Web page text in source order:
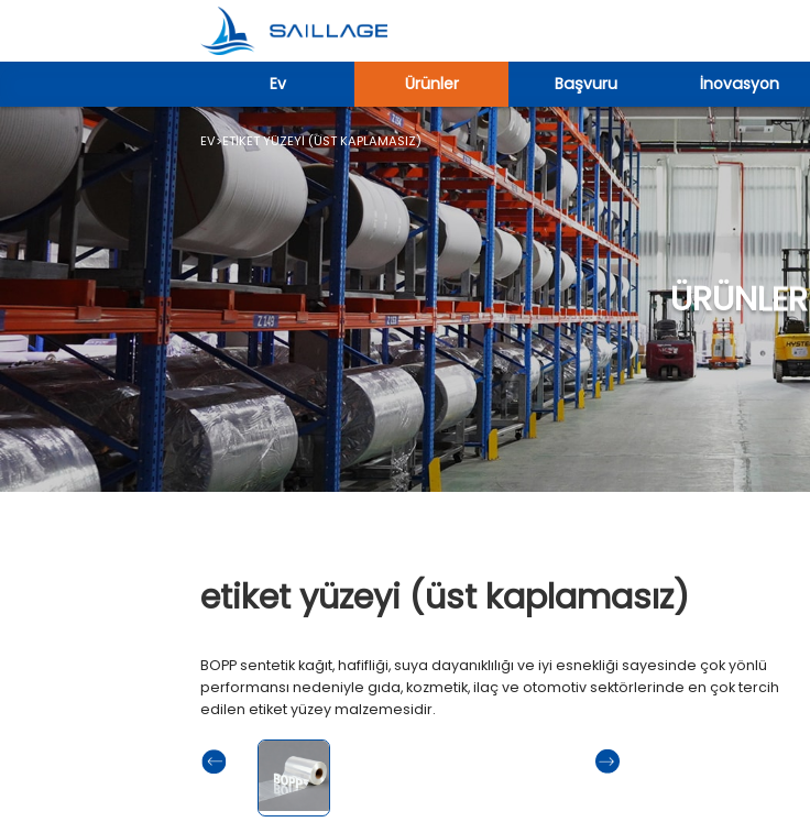
Ev Ürünler Başvuru İnovasyon
ÜRÜNLER
EV>ETIKET YÜZEYI (ÜST KAPLAMASIZ)
etiket yüzeyi (üst kaplamasız)
BOPP sentetik kağıt, hafifliği, suya dayanıklılığı ve iyi esnekliği sayesinde çok yönlü
performansı nedeniyle gıda, kozmetik, ilaç ve otomotiv sektörlerinde en çok tercih
edilen etiket yüzey malzemesidir.